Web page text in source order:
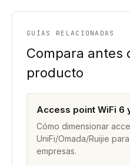
GUÍAS RELACIONADAS
Compara antes
producto
Access point WiFi 6
Cómo dimensionar
UniFi/Omada/Ruijie
empresas.